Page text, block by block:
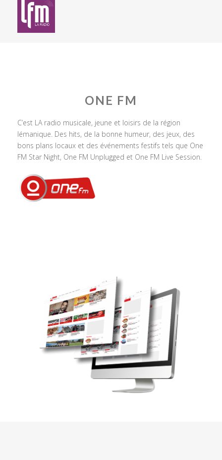
ONE FM
C’est LA radio musicale, jeune et loisirs de la région
lémanique. Des hits, de la bonne humeur, des jeux, des
bons plans locaux et des événements festifs tels que One
FM Star Night, One FM Unplugged et One FM Live Session.